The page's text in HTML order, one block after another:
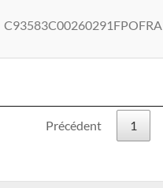
C93583C00260291FPOFRA
Précédent 1